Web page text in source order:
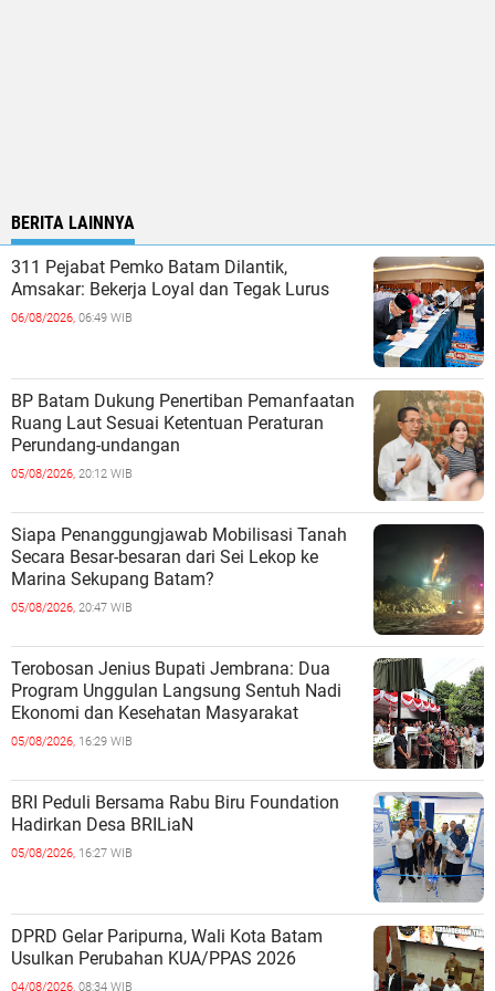
BERITA LAINNYA
311 Pejabat Pemko Batam Dilantik,
Amsakar: Bekerja Loyal dan Tegak Lurus
06/08/2026, 06:49 WIB
BP Batam Dukung Penertiban Pemanfaatan
Ruang Laut Sesuai Ketentuan Peraturan
Perundang-undangan
05/08/2026, 20:12 WIB
Siapa Penanggungjawab Mobilisasi Tanah
Secara Besar-besaran dari Sei Lekop ke
Marina Sekupang Batam?
05/08/2026, 20:47 WIB
Terobosan Jenius Bupati Jembrana: Dua
Program Unggulan Langsung Sentuh Nadi
Ekonomi dan Kesehatan Masyarakat
05/08/2026, 16:29 WIB
BRI Peduli Bersama Rabu Biru Foundation
Hadirkan Desa BRILiaN
05/08/2026, 16:27 WIB
DPRD Gelar Paripurna, Wali Kota Batam
Usulkan Perubahan KUA/PPAS 2026
04/08/2026, 08:34 WIB